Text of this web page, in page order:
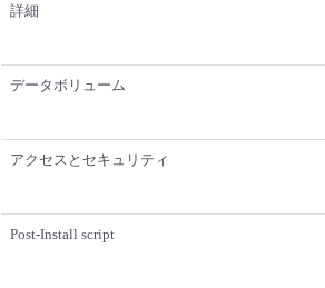
詳細
データボリューム
アクセスとセキュリティ
Post-Install script